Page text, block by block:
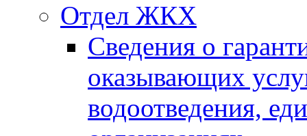
Отдел ЖКХ
Сведения о
оказывающих
водоотведения,